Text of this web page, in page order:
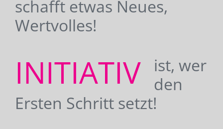
schafft etwas Neues,
Wertvolles!
INITIATIV
ist, wer
den
Ersten Schritt setzt!